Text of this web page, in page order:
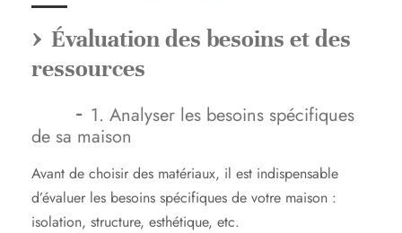
Évaluation des besoins et des
ressources
1. Analyser les besoins spécifiques
de sa maison
Avant de choisir des matériaux, il est indispensable
d’évaluer les besoins spécifiques de votre maison :
isolation, structure, esthétique, etc.